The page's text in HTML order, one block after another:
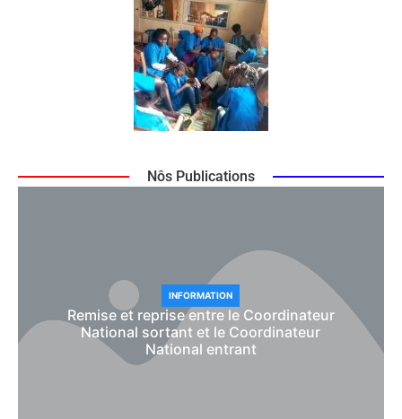
Nôs Publications
INFORMATION
Remise et reprise entre le Coordinateur
National sortant et le Coordinateur
National entrant